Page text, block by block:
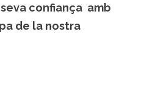
confiança amb
de la nostra